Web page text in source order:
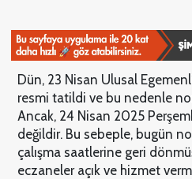
Dün, 23 Nisan Ulusal
resmi tatildi ve bu nedenle
Ancak, 24 Nisan 2025
değildir. Bu sebeple, bugün
çalışma saatlerine geri
eczaneler açık ve hizmet